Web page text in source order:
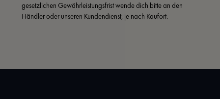
gesetzlichen Gewährleistungsfrist wende dich bitte an den
Händler oder unseren Kundendienst, je nach Kaufort.